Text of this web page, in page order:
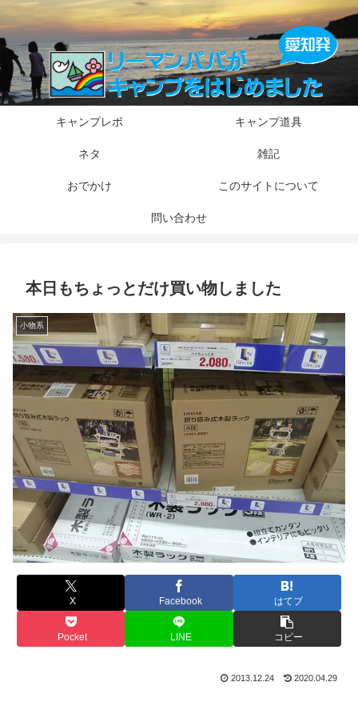
キャンプレポ キャンプ道具
ネタ 雑記
おでかけ このサイトについて
問い合わせ
本日もちょっとだけ買い物しました
小物系
X Facebook はてブ
Pocket LINE コピー
2013.12.24 2020.04.29